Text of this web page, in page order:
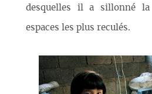
desquelles il a sillonné la
espaces les plus reculés.